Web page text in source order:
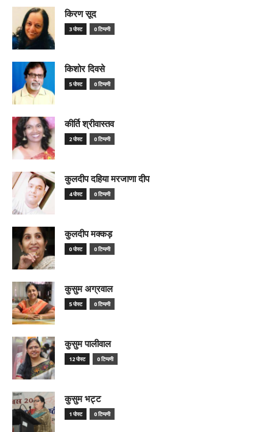
किरण सूद
3 पोस्ट 0 टिप्पणी
किशोर दिवसे
5 पोस्ट 0 टिप्पणी
कीर्ति श्रीवास्तव
2 पोस्ट 0 टिप्पणी
कुलदीप दहिया मरजाणा दीप
4 पोस्ट 0 टिप्पणी
कुलदीप मक्कड़
0 पोस्ट 0 टिप्पणी
कुसुम अग्रवाल
5 पोस्ट 0 टिप्पणी
कुसुम पालीवाल
12 पोस्ट 0 टिप्पणी
कुसुम भट्ट
1 पोस्ट 0 टिप्पणी